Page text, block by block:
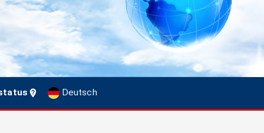
Deutsch